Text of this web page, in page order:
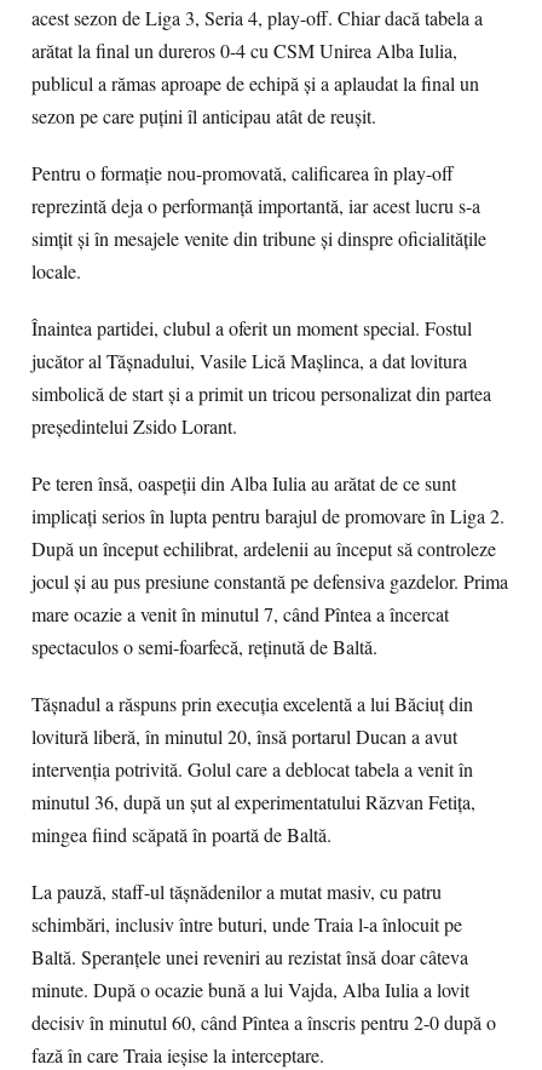
acest sezon de Liga 3, Seria 4, play-off. Chiar dacă tabela a
arătat la final un dureros 0-4 cu CSM Unirea Alba Iulia,
publicul a rămas aproape de echipă și a aplaudat la final un
sezon pe care puțini îl anticipau atât de reușit.
Pentru o formație nou-promovată, calificarea în play-off
reprezintă deja o performanță importantă, iar acest lucru s-a
simțit și în mesajele venite din tribune și dinspre oficialitățile
locale.
Înaintea partidei, clubul a oferit un moment special. Fostul
jucător al Tășnadului, Vasile Lică Mașlinca, a dat lovitura
simbolică de start și a primit un tricou personalizat din partea
președintelui Zsido Lorant.
Pe teren însă, oaspeții din Alba Iulia au arătat de ce sunt
implicați serios în lupta pentru barajul de promovare în Liga 2.
După un început echilibrat, ardelenii au început să controleze
jocul și au pus presiune constantă pe defensiva gazdelor. Prima
mare ocazie a venit în minutul 7, când Pîntea a încercat
spectaculos o semi-foarfecă, reținută de Baltă.
Tășnadul a răspuns prin execuția excelentă a lui Băciuț din
lovitură liberă, în minutul 20, însă portarul Ducan a avut
intervenția potrivită. Golul care a deblocat tabela a venit în
minutul 36, după un șut al experimentatului Răzvan Fetița,
mingea fiind scăpată în poartă de Baltă.
La pauză, staff-ul tășnădenilor a mutat masiv, cu patru
schimbări, inclusiv între buturi, unde Traia l-a înlocuit pe
Baltă. Speranțele unei reveniri au rezistat însă doar câteva
minute. După o ocazie bună a lui Vajda, Alba Iulia a lovit
decisiv în minutul 60, când Pîntea a înscris pentru 2-0 după o
fază în care Traia ieșise la interceptare.